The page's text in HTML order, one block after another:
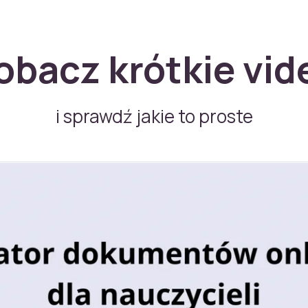
krótkie
i sprawdź jakie to proste